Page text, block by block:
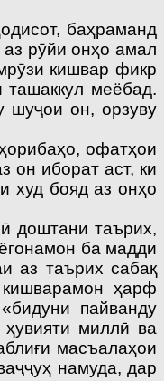
баҳраманд
рӯйи онҳо амал
кишвар фикр
меёбад.
шуҷои он, орзуву
офатҳои
он иборат аст, ки
худ бояд аз онҳо
доштани таърих,
ба мадди
аз таърих сабақ
ҳарф
пайванду
миллӣ ва
масъалаҳои
намуда, дар